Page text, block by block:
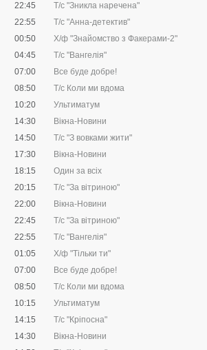
22:45
Т/с "Зникла наречена"
22:55
Т/с "Анна-детектив"
00:50
Х/ф "Знайомство з Факерами-2"
04:45
Т/с "Вангелія"
07:00
Все буде добре!
08:50
Т/с Коли ми вдома
10:20
Ультиматум
14:30
Вікна-Новини
14:50
Т/с "З вовками жити"
17:30
Вікна-Новини
18:15
Один за всіх
20:15
Т/с "За вітриною"
22:00
Вікна-Новини
22:45
Т/с "За вітриною"
22:55
Т/с "Вангелія"
01:05
Х/ф "Тільки ти"
07:00
Все буде добре!
08:50
Т/с Коли ми вдома
10:15
Ультиматум
14:15
Т/с "Кріпосна"
14:30
Вікна-Новини